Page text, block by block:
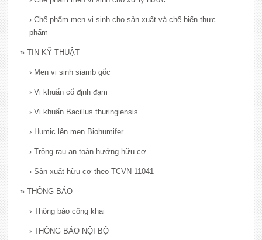
› Chế phẩm men vi sinh cho sản xuất và chế biến thực
phẩm
» TIN KỸ THUẬT
› Men vi sinh siamb gốc
› Vi khuẩn cố định đạm
› Vi khuẩn Bacillus thuringiensis
› Humic lên men Biohumifer
› Trồng rau an toàn hướng hữu cơ
› Sản xuất hữu cơ theo TCVN 11041
» THÔNG BÁO
› Thông báo công khai
› THÔNG BÁO NỘI BỘ